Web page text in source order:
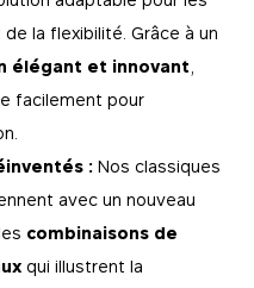
la flexibilité. Grâce à un
élégant et innovant
facilement pour
: Nos classiques
avec un nouveau
combinaisons de
qui illustrent la